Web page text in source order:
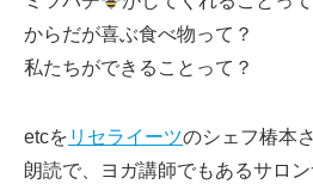
からだが喜ぶ食べ物って？
私たちができることって？
etcを リセライーツのシェフ椿本
朗読で、ヨガ講師でもあるサロ